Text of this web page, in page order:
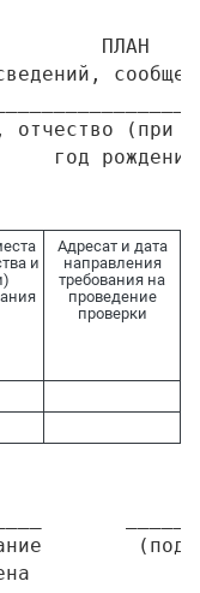
ПЛАН
отчество (при
и
Адресат и дата
направления
требования на
проведение
проверки